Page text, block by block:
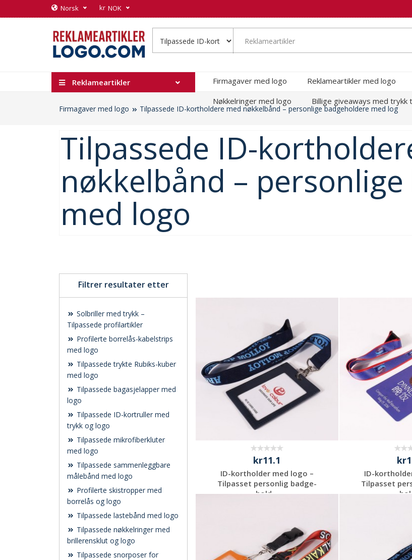
Norsk kr NOK
Reklameartikler Firmagaver med logo Reklameartikler med logo
Nøkkelringer med logo
Billige giveaways med trykk
Firmagaver med logo Tilpassede ID-kortholdere med nøkkelbånd – personlige badgeholdere med log
Tilpassede ID-
nøkkelbånd –
med logo
Filtrer resultater etter
Solbriller med trykk –
Tilpassede profilartikler
Profilerte borrelås-kabelstrips
med logo
Tilpassede trykte Rubiks-kuber
med logo
Tilpassede bagasjelapper med
logo
Tilpassede ID-kortruller med
trykk og logo
Tilpassede mikrofiberkluter
med logo
Tilpassede sammenleggbare
målebånd med logo
Profilerte skistropper med
borrelås og logo
Tilpassede lastebånd med logo
Tilpassede nøkkelringer med
brillerensklut og logo
Tilpassede snorposer for
kr11.1
ID-kortholder med logo –
Tilpasset personlig badge-
hold...
ID-
Tilpasset